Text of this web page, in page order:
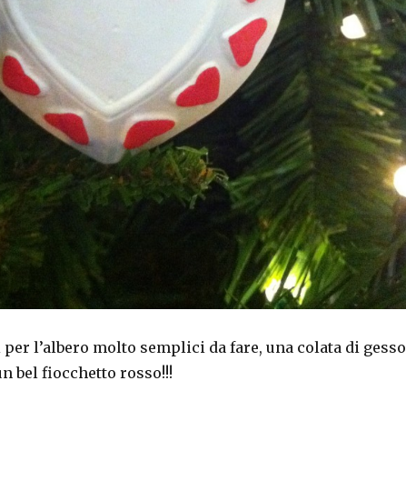
l’albero molto semplici da fare, una colata di gesso
bel fiocchetto rosso!!!